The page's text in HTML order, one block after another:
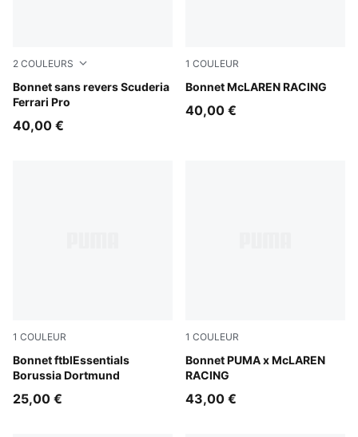
2 COULEURS
Bonnet sans revers Scuderia
Ferrari Pro
Rosso Corsa
40,00 €
1 COULEUR
Bonnet McLAREN RACING
Puma Black
40,00 €
1 COULEUR
Bonnet ftblEssentials
Borussia Dortmund
PUMA Black-Faster Yellow
25,00 €
1 COULEUR
Bonnet PUMA x McLAREN
RACING
Papaya
43,00 €